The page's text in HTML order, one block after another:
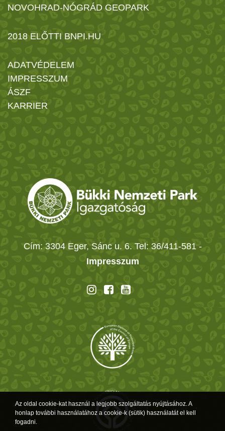
NOVOHRAD-NÓGRÁD GEOPARK
2018 ELŐTTI BNPI.HU
ADATVÉDELEM
IMPRESSZUM
ÁSZF
KARRIER
Cím: 3304 Eger, Sánc u. 6. Tel: 36/411-581 -
Impresszum
Az oldal cookie-kat használ a legjobb szolgáltatás nyújtásához. A
honlap további használatához a cookie-k (sütik) használatát el kell
fogadni.